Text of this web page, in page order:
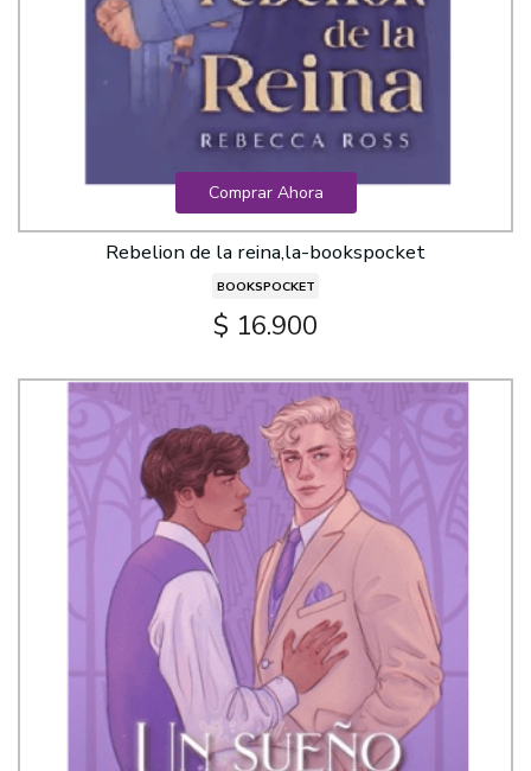
Comprar Ahora
Rebelion de la reina,la-bookspocket
BOOKSPOCKET
$ 16.900